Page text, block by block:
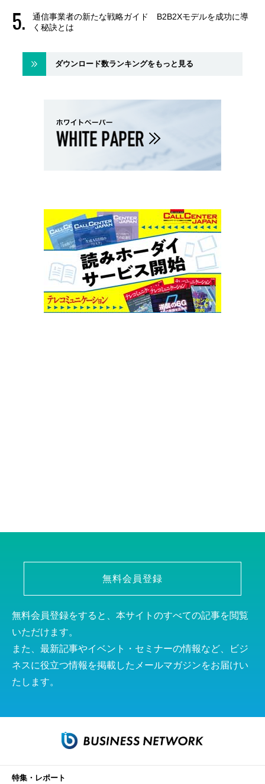
通信事業者の新たな戦略ガイド B2B2Xモデルを成功に導
く秘訣とは
ダウンロード数ランキングをもっと見る
無料会員登録
無料会員登録をすると、本サイトのすべての記事を閲覧
いただけます。
また、最新記事やイベント・セミナーの情報など、ビジ
ネスに役立つ情報を掲載したメールマガジンをお届けい
たします。
特集・レポート